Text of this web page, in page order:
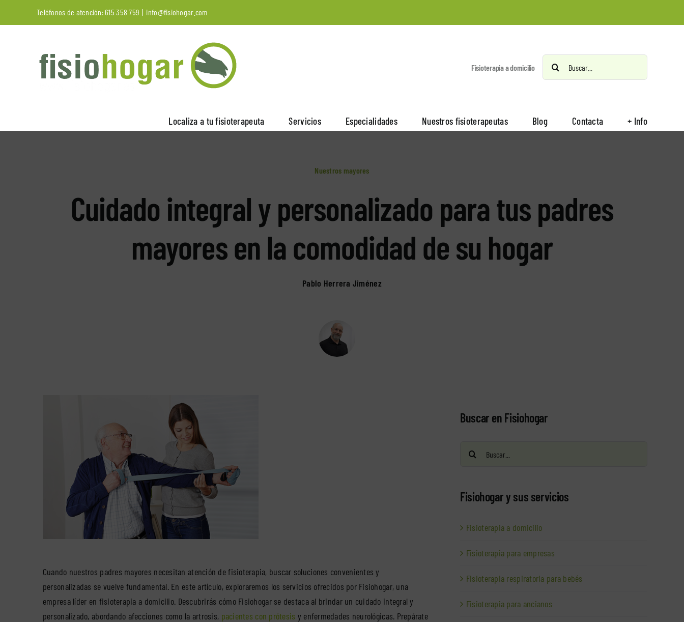
Teléfonos de atención:615 358 759 | info@fisiohogar.com
Fisioterapia a domicilio
Buscar:
Localiza a tu fisioterapeuta Servicios Especialidades Nuestros fisioterapeutas Blog Contacta + Info
Nuestros mayores
Cuidado integral y personalizado para tus padres
mayores en la comodidad de su hogar
Pablo Herrera Jiménez
Cuando nuestros padres mayores necesitan atención de fisioterapia, buscar soluciones convenientes y
personalizadas se vuelve fundamental. En este artículo, exploraremos los servicios ofrecidos por Fisiohogar, una
empresa líder en fisioterapia a domicilio. Descubrirás cómo Fisiohogar se destaca al brindar un cuidado integral y
personalizado, abordando afecciones como la artrosis, pacientes con prótesis y enfermedades neurológicas. Prepárate
Buscar en Fisiohogar
Buscar:
Fisiohogar y sus servicios
Fisioterapia a domicilio
Fisioterapia para empresas
Fisioterapia respiratoria para bebés
Fisioterapia para ancianos